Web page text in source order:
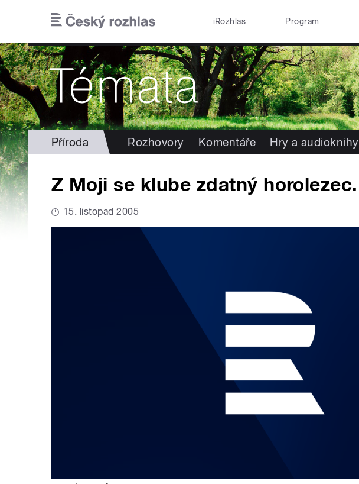
iRozhlas Program
Příroda Rozhovory Komentáře Hry a audioknihy
Z Moji se klube zdatný horolezec.
15. listopad 2005